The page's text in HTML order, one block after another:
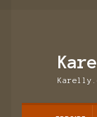
Spring
Spring